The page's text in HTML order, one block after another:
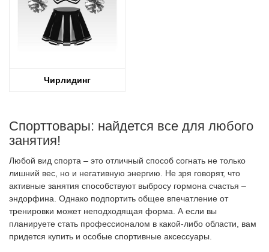
Чирлидинг
Спорттовары: найдется все для любого
занятия!
Любой вид спорта – это отличный способ согнать не только
лишний вес, но и негативную энергию. Не зря говорят, что
активные занятия способствуют выбросу гормона счастья –
эндорфина. Однако подпортить общее впечатление от
тренировки может неподходящая форма. А если вы
планируете стать профессионалом в какой-либо области, вам
придется купить и особые спортивные аксессуары.